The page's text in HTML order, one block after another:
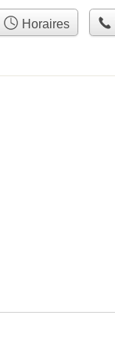
Horaires